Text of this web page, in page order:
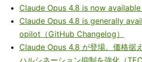
Claude Opus 4.8 is now available
Claude Opus 4.8 is generally
opilot（GitHub Changelog）
Claude Opus 4.8 が登場。価格据
ハルシネーション抑制を強化（